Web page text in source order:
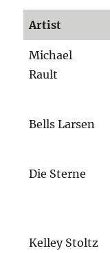
Artist
Michael
Rault
Bells Larsen
Die Sterne
Kelley Stoltz